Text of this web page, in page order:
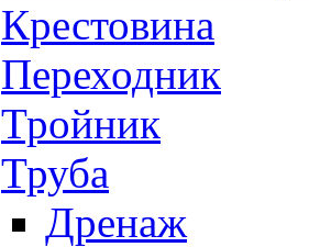
Крестовина
Переходник
Тройник
Труба
Дренаж